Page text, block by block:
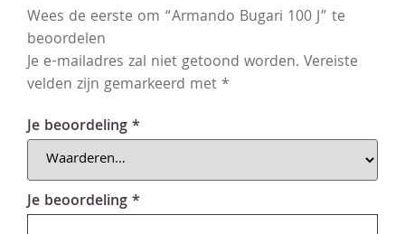
Wees de eerste om “Armando Bugari 100 J” te
beoordelen
Je e-mailadres zal niet getoond worden. Vereiste
velden zijn gemarkeerd met*
Je beoordeling*
Je beoordeling*